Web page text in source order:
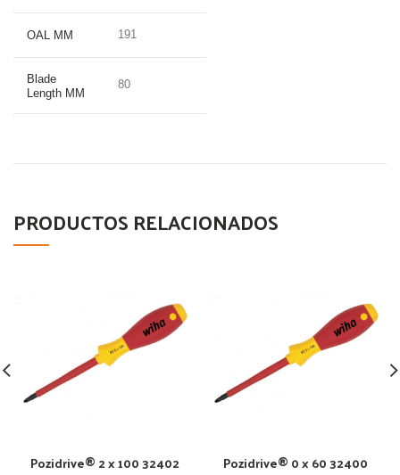
OAL MM 191
Blade
Length MM
80
PRODUCTOS RELACIONADOS
Pozidrive® 2 x 100 32402 Pozidrive® 0 x 60 32400